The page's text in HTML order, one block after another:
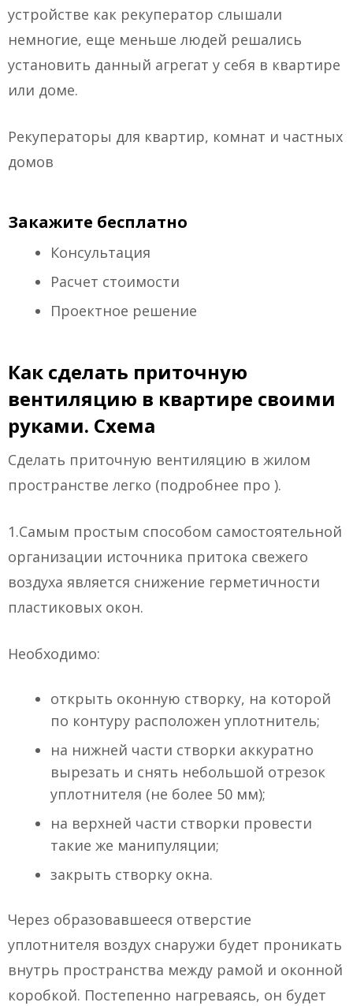
устройстве как рекуператор слышали
немногие, еще меньше людей решались
установить данный агрегат у себя в квартире
или доме.
Рекуператоры для квартир, комнат и частных
домов
Закажите бесплатно
Консультация
Расчет стоимости
Проектное решение
Как сделать приточную
вентиляцию в квартире своими
руками. Схема
Сделать приточную вентиляцию в жилом
пространстве легко (подробнее про ).
1.Самым простым способом самостоятельной
организации источника притока свежего
воздуха является снижение герметичности
пластиковых окон.
Необходимо:
открыть оконную створку, на которой
по контуру расположен уплотнитель;
на нижней части створки аккуратно
вырезать и снять небольшой отрезок
уплотнителя (не более 50 мм);
на верхней части створки провести
такие же манипуляции;
закрыть створку окна.
Через образовавшееся отверстие
уплотнителя воздух снаружи будет проникать
внутрь пространства между рамой и оконной
коробкой. Постепенно нагреваясь, он будет